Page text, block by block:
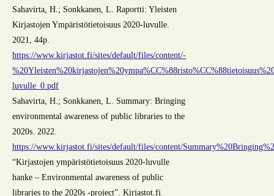
Sahavirta, H.; Sonkkanen, L. Raportti: Yleisten
Kirjastojen Ympäristötietoisuus 2020-luvulle.
2021, 44p.
https://www.kirjastot.fi/sites/default/files/content/-
luvulle_0.pdf
Sahavirta, H.; Sonkkanen, L. Summary: Bringing
environmental awareness of public libraries to the
2020s. 2022.
https://www.kirjastot.fi/sites/default/files/content/
“Kirjastojen ympäristötietoisuus 2020-luvulle
hanke – Environmental awareness of public
libraries to the 2020s -project”. Kirjastot.fi.